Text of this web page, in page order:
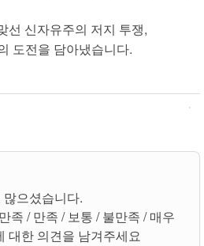
선 신자유주의 저지 투쟁,
도전을 담아냈습니다.
으셨습니다.
족 / 만족 / 보통 / 불만족 / 매우
대한 의견을 남겨주세요